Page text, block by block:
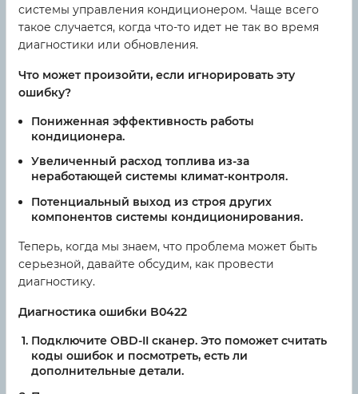
системы управления кондиционером. Чаще всего
такое случается, когда что-то идет не так во время
диагностики или обновления.
Что может произойти, если игнорировать эту
ошибку?
Пониженная эффективность работы
кондиционера.
Увеличенный расход топлива из-за
неработающей системы климат-контроля.
Потенциальный выход из строя других
компонентов системы кондиционирования.
Теперь, когда мы знаем, что проблема может быть
серьезной, давайте обсудим, как провести
диагностику.
Диагностика ошибки B0422
Подключите OBD-II сканер. Это поможет считать
коды ошибок и посмотреть, есть ли
дополнительные детали.